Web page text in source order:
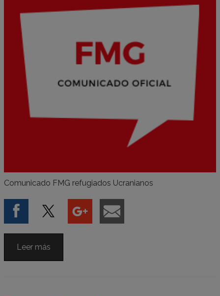
Comunicado FMG refugiados Ucranianos
Leer más